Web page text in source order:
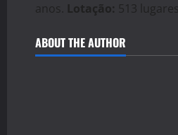
anos. Lotação: 513 lugares.
ABOUT THE AUTHOR